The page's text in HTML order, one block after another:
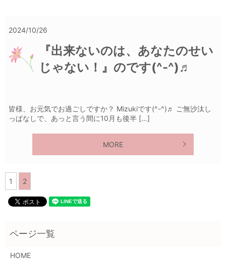
2024/10/26
『出来ないのは、あなたのせい
じゃない！』のです(^-^)♬
皆様、お元気でお過ごしですか？ Mizukiです(^-^)♬ ご無沙汰し
っぱなしで、あっと言う間に10月も後半 […]
MORE
1 2
HOME